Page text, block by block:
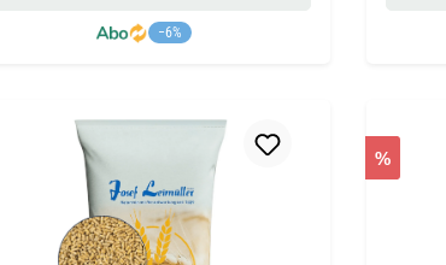
−6%
%